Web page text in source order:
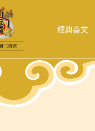
經典善文